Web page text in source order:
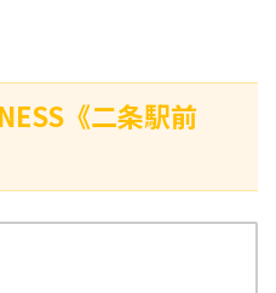
《二条駅前